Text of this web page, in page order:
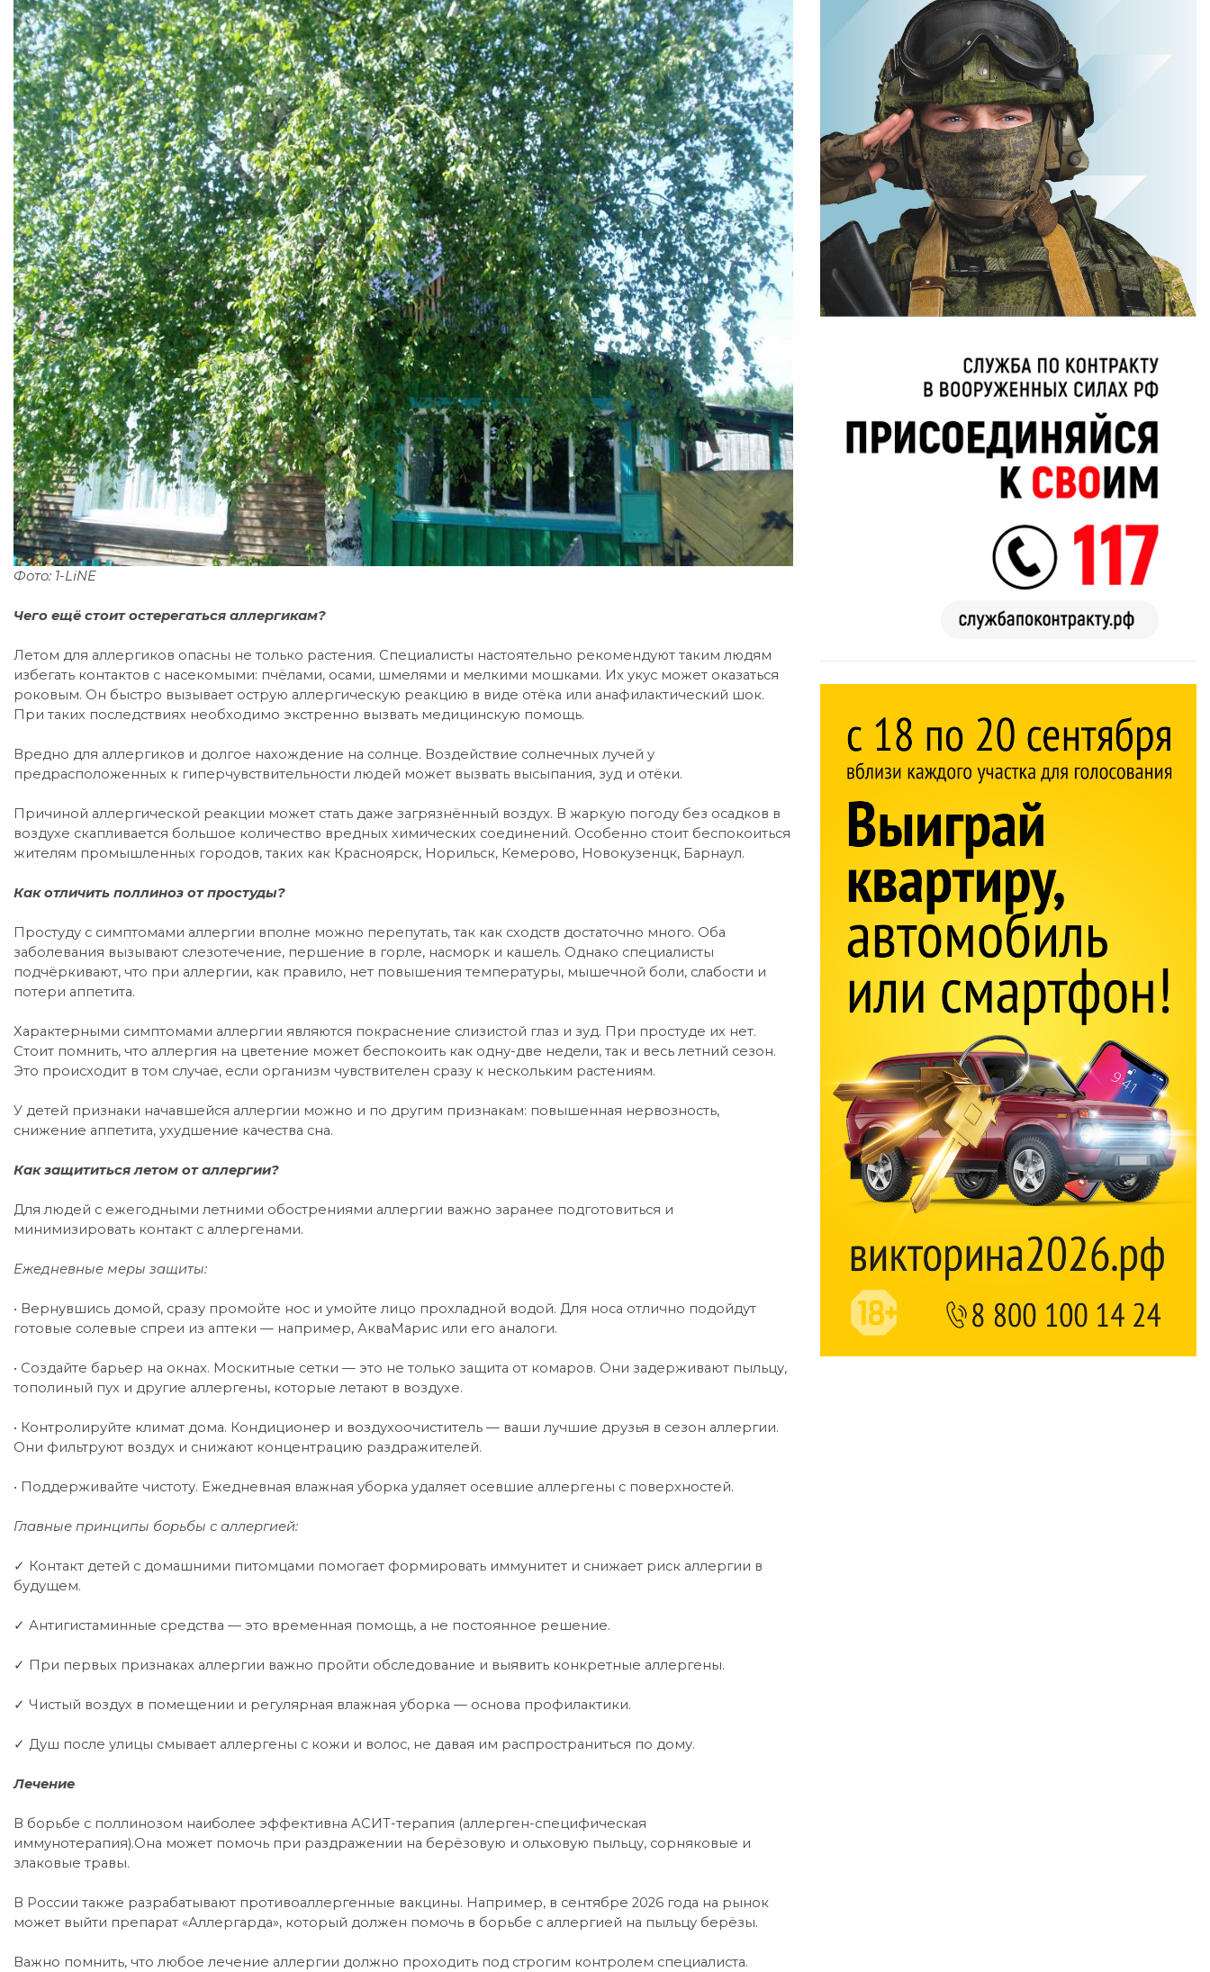
Фото: 1-LiNE
Чего ещё стоит остерегаться аллергикам?
Летом для аллергиков опасны не только растения. Специалисты настоятельно рекомендуют таким людям
избегать контактов с насекомыми: пчёлами, осами, шмелями и мелкими мошками. Их укус может оказаться
роковым. Он быстро вызывает острую аллергическую реакцию в виде отёка или анафилактический шок.
При таких последствиях необходимо экстренно вызвать медицинскую помощь.
Вредно для аллергиков и долгое нахождение на солнце. Воздействие солнечных лучей у
предрасположенных к гиперчувствительности людей может вызвать высыпания, зуд и отёки.
Причиной аллергической реакции может стать даже загрязнённый воздух. В жаркую погоду без осадков в
воздухе скапливается большое количество вредных химических соединений. Особенно стоит беспокоиться
жителям промышленных городов, таких как Красноярск, Норильск, Кемерово, Новокузенцк, Барнаул.
Как отличить поллиноз от простуды?
Простуду с симптомами аллергии вполне можно перепутать, так как сходств достаточно много. Оба
заболевания вызывают слезотечение, першение в горле, насморк и кашель. Однако специалисты
подчёркивают, что при аллергии, как правило, нет повышения температуры, мышечной боли, слабости и
потери аппетита.
Характерными симптомами аллергии являются покраснение слизистой глаз и зуд. При простуде их нет.
Стоит помнить, что аллергия на цветение может беспокоить как одну-две недели, так и весь летний сезон.
Это происходит в том случае, если организм чувствителен сразу к нескольким растениям.
У детей признаки начавшейся аллергии можно и по другим признакам: повышенная нервозность,
снижение аппетита, ухудшение качества сна.
Как защититься летом от аллергии?
Для людей с ежегодными летними обострениями аллергии важно заранее подготовиться и
минимизировать контакт с аллергенами.
Ежедневные меры защиты:
• Вернувшись домой, сразу промойте нос и умойте лицо прохладной водой. Для носа отлично подойдут
готовые солевые спреи из аптеки — например, АкваМарис или его аналоги.
• Создайте барьер на окнах. Москитные сетки — это не только защита от комаров. Они задерживают пыльцу,
тополиный пух и другие аллергены, которые летают в воздухе.
• Контролируйте климат дома. Кондиционер и воздухоочиститель — ваши лучшие друзья в сезон аллергии.
Они фильтруют воздух и снижают концентрацию раздражителей.
• Поддерживайте чистоту. Ежедневная влажная уборка удаляет осевшие аллергены с поверхностей.
Главные принципы борьбы с аллергией:
✓ Контакт детей с домашними питомцами помогает формировать иммунитет и снижает риск аллергии в
будущем.
✓ Антигистаминные средства — это временная помощь, а не постоянное решение.
✓ При первых признаках аллергии важно пройти обследование и выявить конкретные аллергены.
✓ Чистый воздух в помещении и регулярная влажная уборка — основа профилактики.
✓ Душ после улицы смывает аллергены с кожи и волос, не давая им распространиться по дому.
Лечение
В борьбе с поллинозом наиболее эффективна АСИТ-терапия (аллерген-специфическая
иммунотерапия).Она может помочь при раздражении на берёзовую и ольховую пыльцу, сорняковые и
злаковые травы.
В России также разрабатывают противоаллергенные вакцины. Например, в сентябре 2026 года на рынок
может выйти препарат «Аллергарда», который должен помочь в борьбе с аллергией на пыльцу берёзы.
Важно помнить, что любое лечение аллергии должно проходить под строгим контролем специалиста.